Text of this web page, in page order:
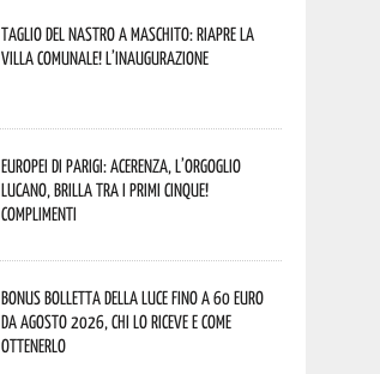
Taglio del nastro a Maschito: riapre la
Villa Comunale! L’inaugurazione
Europei di Parigi: Acerenza, l’orgoglio
lucano, brilla tra i primi cinque!
Complimenti
Bonus bolletta della luce fino a 60 euro
da agosto 2026, chi lo riceve e come
ottenerlo